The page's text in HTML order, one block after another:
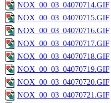
NOX_00_03_04070714.GIF
NOX_00_03_04070715.GIF
NOX_00_03_04070716.GIF
NOX_00_03_04070717.GIF
NOX_00_03_04070718.GIF
NOX_00_03_04070719.GIF
NOX_00_03_04070720.GIF
NOX_00_03_04070721.GIF